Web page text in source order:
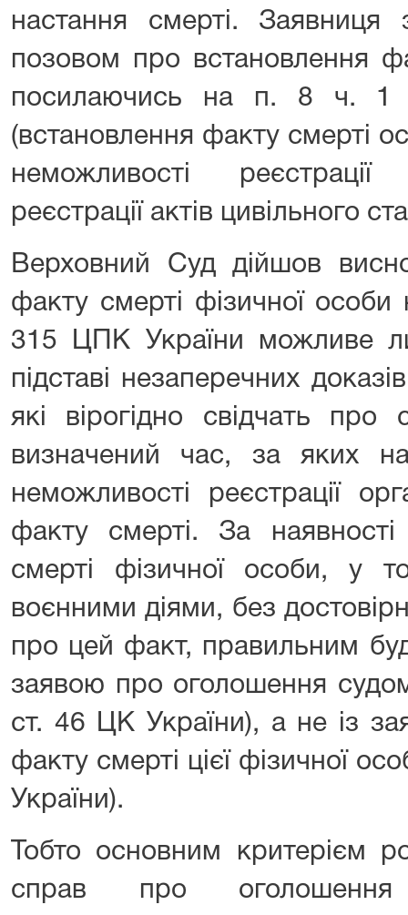
настання смерті.
позовом про встановлення
посилаючись на п. 8 ч. 1
(встановлення факту смерті
неможливості
реєстрації актів цивільного
Верховний Суд дійшов
факту смерті фізичної особи
315 ЦПК України можливе
підставі незаперечних
які вірогідно свідчать
визначений час, за яких
неможливості реєстрації
факту смерті. За
смерті фізичної особи, у
воєнними діями, без
про цей факт, правильним
заявою про оголошення
ст. 46 ЦК України), а не із
факту смерті цієї фізичної
України).
Тобто основним критерієм
справ про оголошення